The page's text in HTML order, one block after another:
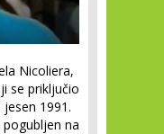
Nicoliera,
se priključio
1991.
na